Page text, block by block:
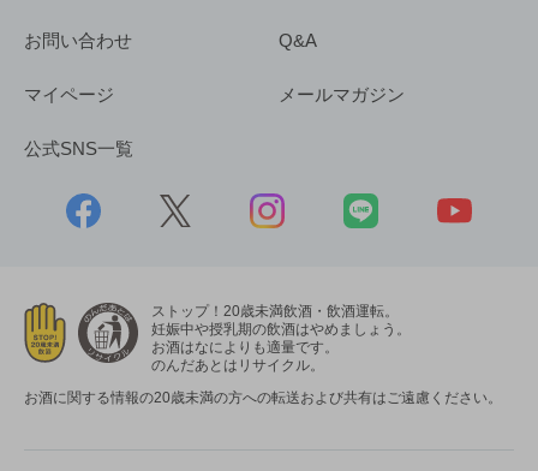
お問い合わせ Q&A
マイページ メールマガジン
公式SNS一覧
ストップ！20歳未満飲酒・飲酒運転。
妊娠中や授乳期の飲酒はやめましょう。
お酒はなによりも適量です。
のんだあとはリサイクル。
お酒に関する情報の20歳未満の方への転送および共有はご遠慮ください。